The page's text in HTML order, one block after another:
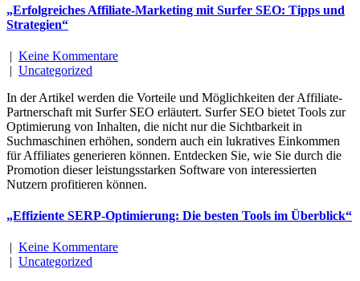
„Erfolgreiches Affiliate-Marketing mit Surfer SEO: Tipps und
Strategien“
| Keine Kommentare
| Uncategorized
In der Artikel werden die Vorteile und Möglichkeiten der Affiliate-
Partnerschaft mit Surfer SEO erläutert. Surfer SEO bietet Tools zur
Optimierung von Inhalten, die nicht nur die Sichtbarkeit in
Suchmaschinen erhöhen, sondern auch ein lukratives Einkommen
für Affiliates generieren können. Entdecken Sie, wie Sie durch die
Promotion dieser leistungsstarken Software von interessierten
Nutzern profitieren können.
„Effiziente SERP-Optimierung: Die besten Tools im Überblick“
| Keine Kommentare
| Uncategorized